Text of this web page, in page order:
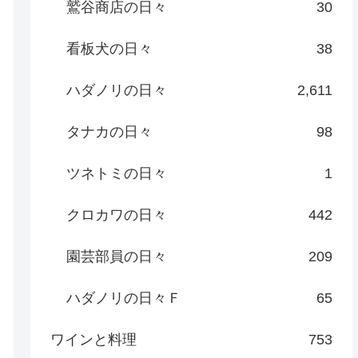
鷲谷商店の日々 30
看板犬の日々 38
ハダノリの日々 2,611
タナカの日々 98
ツネトミの日々 1
クロカワの日々 442
園芸部員の日々 209
ハダノリの日々Ｆ 65
ワインと料理 753